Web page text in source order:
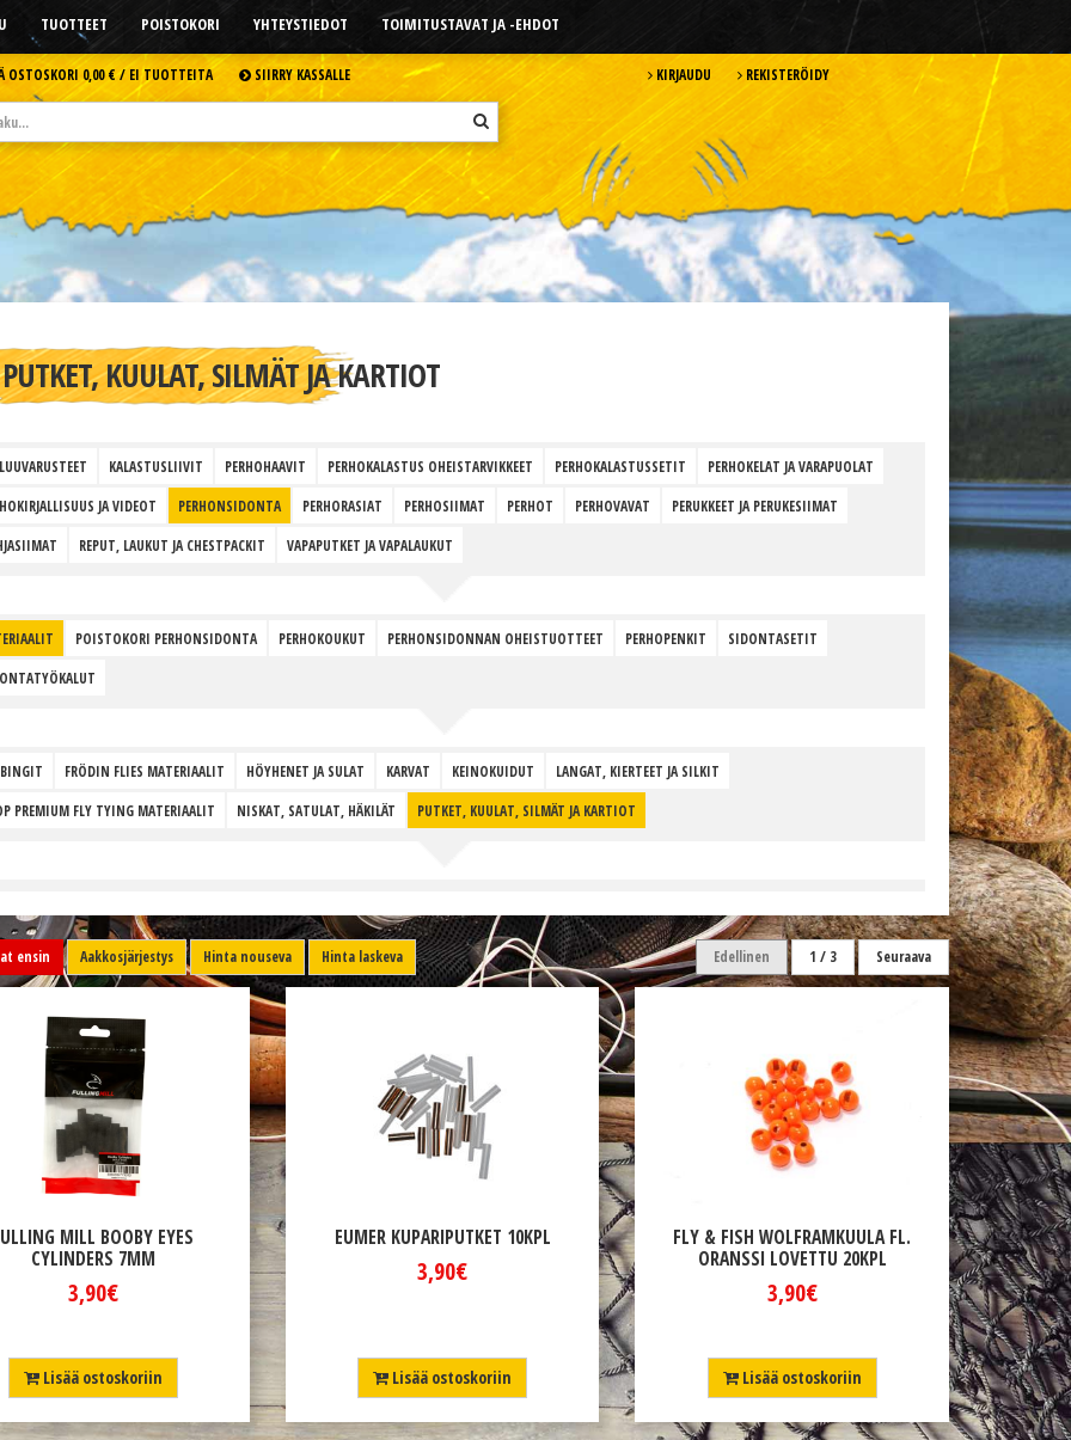
TUOTTEET POISTOKORI YHTEYSTIEDOT TOIMITUSTAVAT JA -EHDOT
OSTOSKORI 0,00 € /EI TUOTTEITA SIIRRY KASSALLE KIRJAUDU REKISTERÖIDY
PUTKET, KUULAT, SILMÄT JA KARTIOT
KALASTUSLIIVIT PERHOHAAVIT PERHOKALASTUS OHEISTARVIKKEET PERHOKALASTUSSETIT PERHOKELAT JA VARAPUOLAT
JA VIDEOT PERHONSIDONTA PERHORASIAT PERHOSIIMAT PERHOT PERHOVAVAT PERUKKEET JA PERUKESIIMAT
REPUT, LAUKUT JA CHESTPACKIT VAPAPUTKET JA VAPALAUKUT
POISTOKORI PERHONSIDONTA PERHOKOUKUT PERHONSIDONNAN OHEISTUOTTEET PERHOPENKIT SIDONTASETIT
FRÖDIN FLIES MATERIAALIT HÖYHENET JA SULAT KARVAT KEINOKUIDUT LANGAT, KIERTEET JA SILKIT
PREMIUM FLY TYING MATERIAALIT NISKAT, SATULAT, HÄKILÄT PUTKET, KUULAT, SILMÄT JA KARTIOT
ensin Aakkosjärjestys Hinta nouseva Hinta laskeva Edellinen 1 / 3 Seuraava
MILL BOOBY EYES
CYLINDERS 7MM
3,90€
Lisää ostoskoriin
EUMER KUPARIPUTKET 10KPL
3,90€
Lisää ostoskoriin
FLY & FISH WOLFRAMKUULA FL.
ORANSSI LOVETTU 20KPL
3,90€
Lisää ostoskoriin